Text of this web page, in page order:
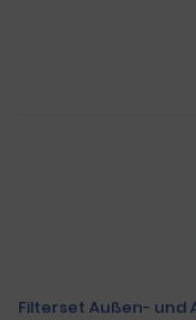
Filterset Außen- und